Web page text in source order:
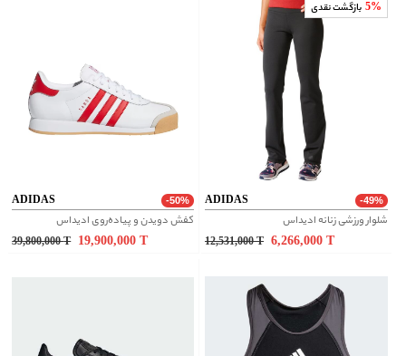
ADIDAS -50%
کفش دویدن و پیاده‌روی ادیداس
39,800,000 T 19,900,000
5% بازگشت نقدی
ADIDAS -49%
شلوار ورزشی زنانه ادیداس
12,531,000 T 6,266,000